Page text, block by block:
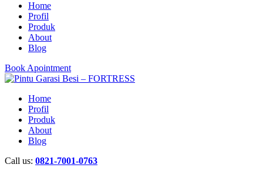
Home
Profil
Produk
About
Blog
Book Apointment
Home
Profil
Produk
About
Blog
Call us: 0821-7001-0763